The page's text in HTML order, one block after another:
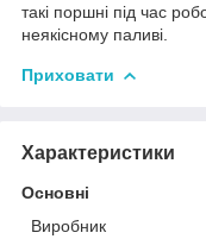
такі поршні під час
неякісному паливі.
Приховати
Характеристики
Основні
Виробник